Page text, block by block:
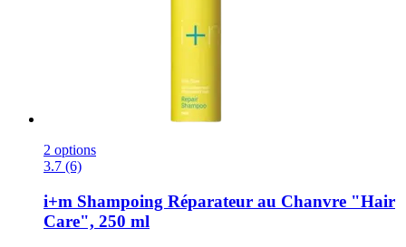
2 options
3.7 (6)
i+m Shampoing Réparateur au Chanvre "Hair
Care", 250 ml